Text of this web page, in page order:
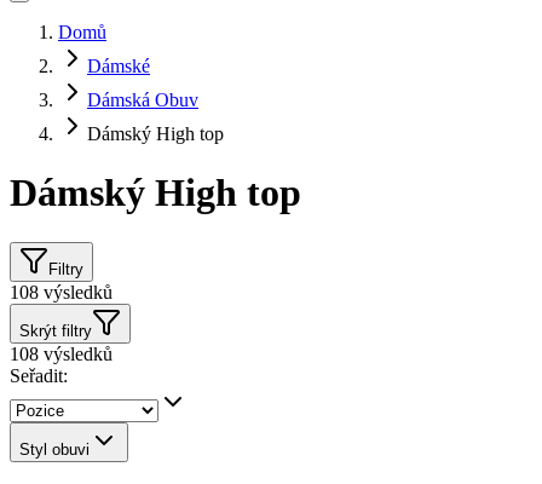
Domů
Dámské
Dámská Obuv
Dámský High top
Dámský High top
Filtry
108 výsledků
Skrýt filtry
108 výsledků
Seřadit:
Styl obuvi